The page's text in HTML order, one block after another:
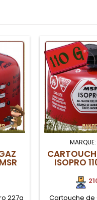
227g
MARQUE:
ISOPRO
Cartouche de